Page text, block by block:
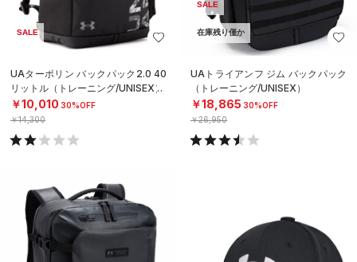
SALE
UAターポリン バックパック2.0 40
リットル（トレーニング/UNISEX）
￥10,010 30%OFF
￥14,300
SALE
在庫残り僅か
UAトライアンフ ジム バックパック
（トレーニング/UNISEX）
￥18,865 30%OFF
￥26,950